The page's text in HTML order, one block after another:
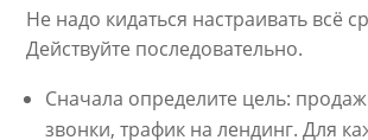
Не надо кидаться настраивать всё
Действуйте последовательно.
Сначала определите цель:
звонки, трафик на лендинг. Для